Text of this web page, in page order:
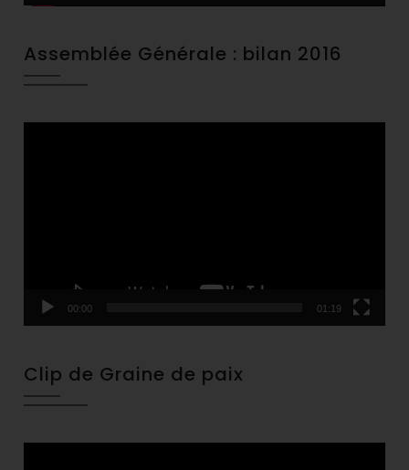
Assemblée Générale : bilan 2016
00:00 01:19
Clip de Graine de paix